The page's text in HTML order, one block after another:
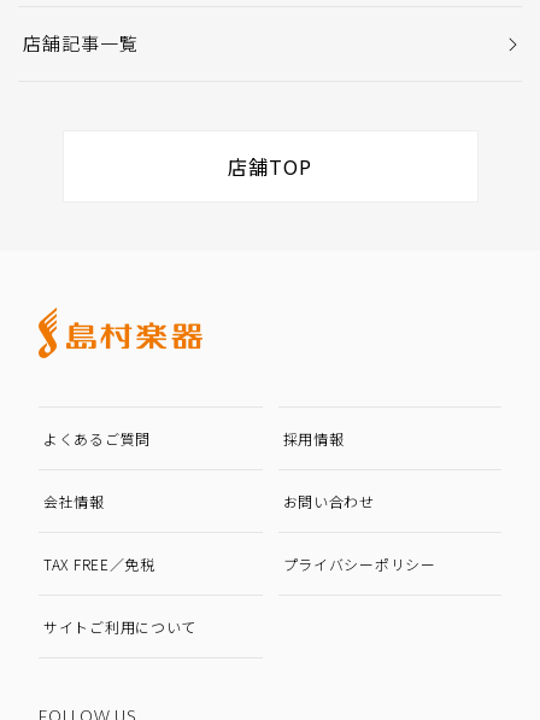
店舗記事一覧
店舗TOP
よくあるご質問 採用情報
会社情報 お問い合わせ
TAX FREE／免税 プライバシーポリシー
サイトご利用について